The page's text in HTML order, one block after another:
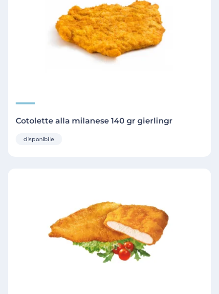
Cotolette alla milanese 140 gr gierlingr
disponibile